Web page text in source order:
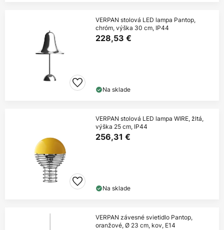
VERPAN stolová LED lampa Pantop,
chróm, výška 30 cm, IP44
228,53 €
Na sklade
VERPAN stolová LED lampa WIRE, žltá,
výška 25 cm, IP44
256,31 €
Na sklade
VERPAN závesné svietidlo Pantop,
oranžové, Ø 23 cm, kov, E14